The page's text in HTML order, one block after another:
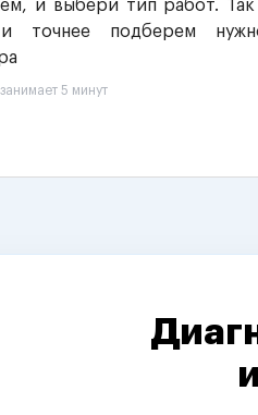
и выбери тип работ.
точнее подберем
5 минут